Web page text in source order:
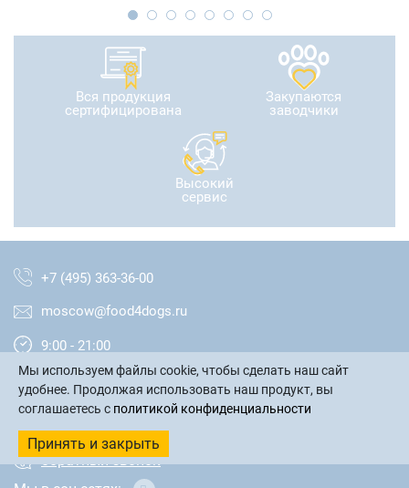
Вся продукция
сертифицирована
Закупаются
заводчики
Высокий
сервис
+7 (495) 363-36-00
moscow@food4dogs.ru
9:00 - 21:00
Москва и МО
обратный звонок
Мы используем файлы cookie, чтобы сделать наш сайт
удобнее. Продолжая использовать наш продукт, вы
соглашаетесь с политикой конфиденциальности
Принять и закрыть